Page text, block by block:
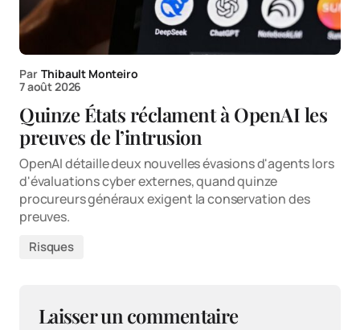
Par Thibault Monteiro
7 août 2026
Quinze États réclament à OpenAI les
preuves de l’intrusion
OpenAI détaille deux nouvelles évasions d'agents lors
d'évaluations cyber externes, quand quinze
procureurs généraux exigent la conservation des
preuves.
Risques
Laisser un commentaire